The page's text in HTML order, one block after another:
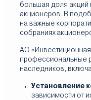
большая доля акций
акционеров. В
на важные
собраниях
АО
профессиональные
наследников,
Установление
зависимости от